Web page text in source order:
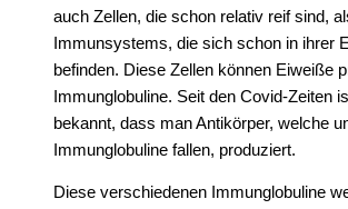
auch Zellen, die schon relativ reif sind,
Immunsystems, die sich schon in ihrer
befinden. Diese Zellen können Eiweiße
Immunglobuline. Seit den Covid-Zeiten
bekannt, dass man Antikörper, welche
Immunglobuline fallen, produziert.
Diese verschiedenen Immunglobuline